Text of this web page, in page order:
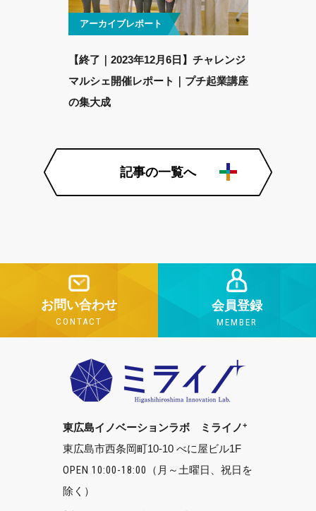
アーカイブレポート
【終了｜2023年12月6日】チャレンジ
マルシェ開催レポート｜プチ起業講座
の集大成
記事の一覧へ
お問い合わせ
CONTACT
会員登録
MEMBER
東広島イノベーションラボ ミライノ+
東広島市西条岡町10-10 べに屋ビル1F
OPEN 10:00-18:00
（月～土曜日、祝日を
除く）